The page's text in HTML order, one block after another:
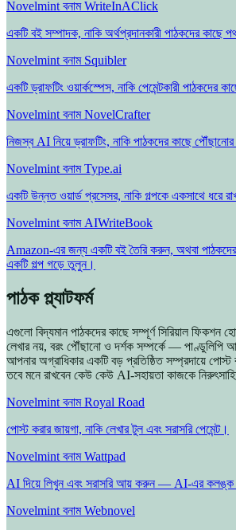
Novelmint বনাম WriteInAClick
একটি বই সম্পাদক, নাকি অর্থপ্রদানকারী পাঠকদের কাছে
Novelmint বনাম Squibler
একটি ড্রাফটিং ওয়ার্কস্পেস, নাকি পেমেন্টকারী পাঠকদের
Novelmint বনাম NovelCrafter
নিজস্ব AI নিয়ে ড্রাফটিং, নাকি পাঠকদের কাছে পৌঁছানোর
Novelmint বনাম Type.ai
একটি উন্নত ওয়ার্ড প্রসেসর, নাকি গল্পকে একসাথে ধরে
Novelmint বনাম AIWriteBook
Amazon-এর জন্য একটি বই তৈরি করুন, অথবা
একটি গল্প গড়ে তুলুন।
পাঠক প্ল্যাটফর্ম
এগুলো বিদ্যমান পাঠকদের কাছে সম্পূর্ণ সিরিয়াল ফিকশন
লেখার নয়, বরং পৌঁছানো ও দর্শক সম্পর্কে — পাণ্ডুলিপি
আপনার অগ্রাধিকার একটি বড় প্রতিষ্ঠিত সম্প্রদায়ে
তবে মনে রাখবেন কেউ কেউ AI-সহায়তা কাজকে
Novelmint বনাম Royal Road
পোস্ট করার জায়গা, নাকি লেখার টুল এবং সরাসরি পেমেন্ট।
Novelmint বনাম Wattpad
AI দিয়ে লিখুন এবং সরাসরি আয় করুন — AI-এর কলঙ্ক
Novelmint বনাম Webnovel